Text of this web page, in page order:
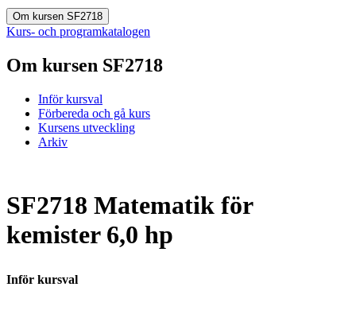
Om kursen SF2718
Kurs- och programkatalogen
Om kursen SF2718
Inför kursval
Förbereda och gå kurs
Kursens utveckling
Arkiv
SF2718 Matematik för
kemister 6,0 hp
Inför kursval